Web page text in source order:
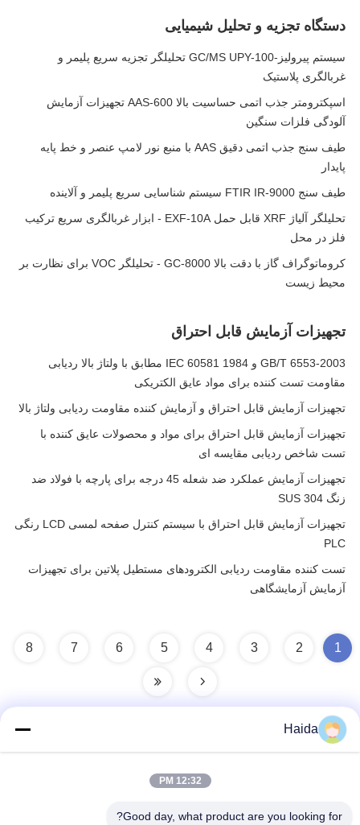
دستگاه تجزیه و تحلیل شیمیایی
سیستم پیرولیز-GC/MS UPY-100 تحلیلگر تجزیه سریع پلیمر و
غربالگری پلاستیک
اسپکترومتر جذب اتمی حساسیت بالا AAS-600 تجهیزات آزمایش
آلودگی فلزات سنگین
طیف سنج جذب اتمی دقیق AAS با منبع نور لامپ عنصر و خط پایه
پایدار
طیف سنج FTIR IR-9000 سیستم شناسایی سریع پلیمر و آلاینده
تحلیلگر آلیاژ XRF قابل حمل EXF-10A - ابزار غربالگری سریع ترکیب
فلز در محل
کروماتوگراف گاز با دقت بالا GC-8000 - تحلیلگر VOC برای نظارت بر
محیط زیست
تجهیزات آزمایش قابل احتراق
GB/T 6553-2003 و IEC 60581 1984 مطابق با ولتاژ بالا ردیابی
مقاومت تست کننده برای مواد عایق الکتریکی
تجهیزات آزمایش قابل احتراق و آزمایش کننده مقاومت ردیابی ولتاژ بالا
تجهیزات آزمایش قابل احتراق برای مواد و محصولات عایق کننده با
تست شاخص ردیابی مقایسه ای
تجهیزات آزمایش عملکرد ضد شعله 45 درجه برای پارچه با فولاد ضد
زنگ SUS 304
تجهیزات آزمایش قابل احتراق با سیستم کنترل صفحه لمسی LCD رنگی
PLC
تست کننده مقاومت ردیابی الکترودهای مستطیل پلاتین برای تجهیزات
آزمایش آزمایشگاهی
1
2
3
4
5
6
7
8
آدرس
Haida
12:32 PM
Good day, what product are you looking for?